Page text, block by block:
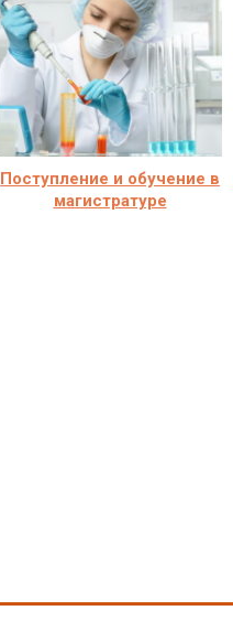
Поступление и обучение в
магистратуре